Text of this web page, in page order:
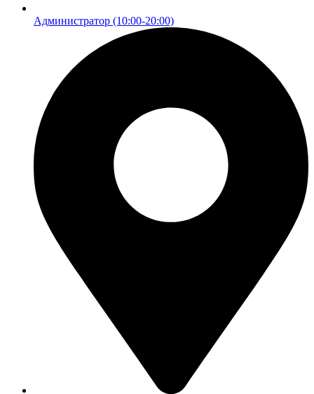
Администратор (10:00-20:00)